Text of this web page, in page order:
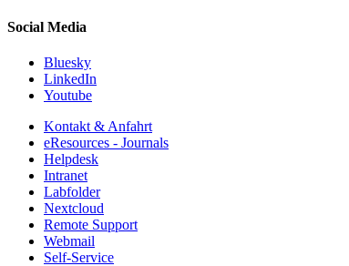
Social Media
Bluesky
LinkedIn
Youtube
Kontakt & Anfahrt
eResources - Journals
Helpdesk
Intranet
Labfolder
Nextcloud
Remote Support
Webmail
Self-Service